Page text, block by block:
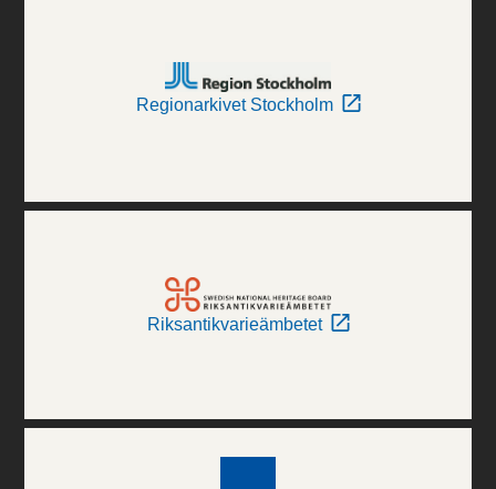
Regionarkivet Stockholm
Riksantikvarieämbetet